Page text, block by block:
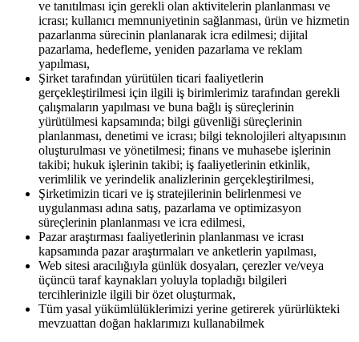
ve tanıtılması için gerekli olan aktivitelerin planlanması ve
icrası; kullanıcı memnuniyetinin sağlanması, ürün ve hizmetin
pazarlanma sürecinin planlanarak icra edilmesi; dijital
pazarlama, hedefleme, yeniden pazarlama ve reklam
yapılması,
Şirket tarafından yürütülen ticari faaliyetlerin
gerçekleştirilmesi için ilgili iş birimlerimiz tarafından gerekli
çalışmaların yapılması ve buna bağlı iş süreçlerinin
yürütülmesi kapsamında; bilgi güvenliği süreçlerinin
planlanması, denetimi ve icrası; bilgi teknolojileri altyapısının
oluşturulması ve yönetilmesi; finans ve muhasebe işlerinin
takibi; hukuk işlerinin takibi; iş faaliyetlerinin etkinlik,
verimlilik ve yerindelik analizlerinin gerçekleştirilmesi,
Şirketimizin ticari ve iş stratejilerinin belirlenmesi ve
uygulanması adına satış, pazarlama ve optimizasyon
süreçlerinin planlanması ve icra edilmesi,
Pazar araştırması faaliyetlerinin planlanması ve icrası
kapsamında pazar araştırmaları ve anketlerin yapılması,
Web sitesi aracılığıyla günlük dosyaları, çerezler ve/veya
üçüncü taraf kaynakları yoluyla topladığı bilgileri
tercihlerinizle ilgili bir özet oluşturmak,
Tüm yasal yükümlülüklerimizi yerine getirerek yürürlükteki
mevzuattan doğan haklarımızı kullanabilmek